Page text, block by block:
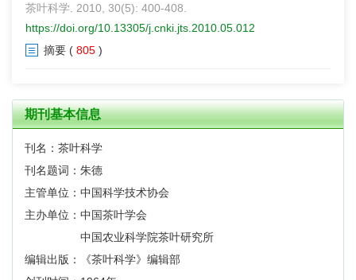
茶叶科学. 2010, 30(5): 400-408.
https://doi.org/10.13305/j.cnki.jts.2010.05.012
摘要 ( 805 )
期刊基本信息
刊名：茶叶科学
刊名题词：朱德
主管单位：中国科学技术协会
主办单位：中国茶叶学会
中国农业科学院茶叶研究所
编辑出版：《茶叶科学》编辑部